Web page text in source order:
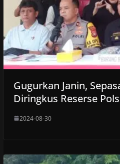
Gugurkan Janin,
Diringkus Reserse
2024-08-30